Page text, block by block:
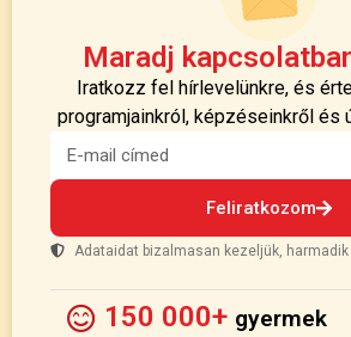
Maradj
Iratkozz fel hírlevelünkre, és
programjainkról, képzéseinkről és
Feliratkozom
Adataidat bizalmasan kezeljük,
150 000+ gyermek